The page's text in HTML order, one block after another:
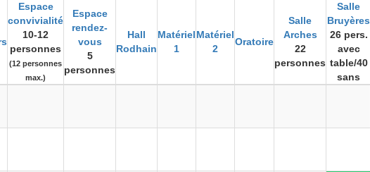
Espace
convivialité
10-12
personnes
(12 personnes
max.)
Espace
rendez-
vous
5
personnes
Hall
Rodhain
Matériel
1
Matériel
2
Oratoire
Salle
Arches
22
personnes
Salle
Bruyères
26 pers.
avec
table/40
sans